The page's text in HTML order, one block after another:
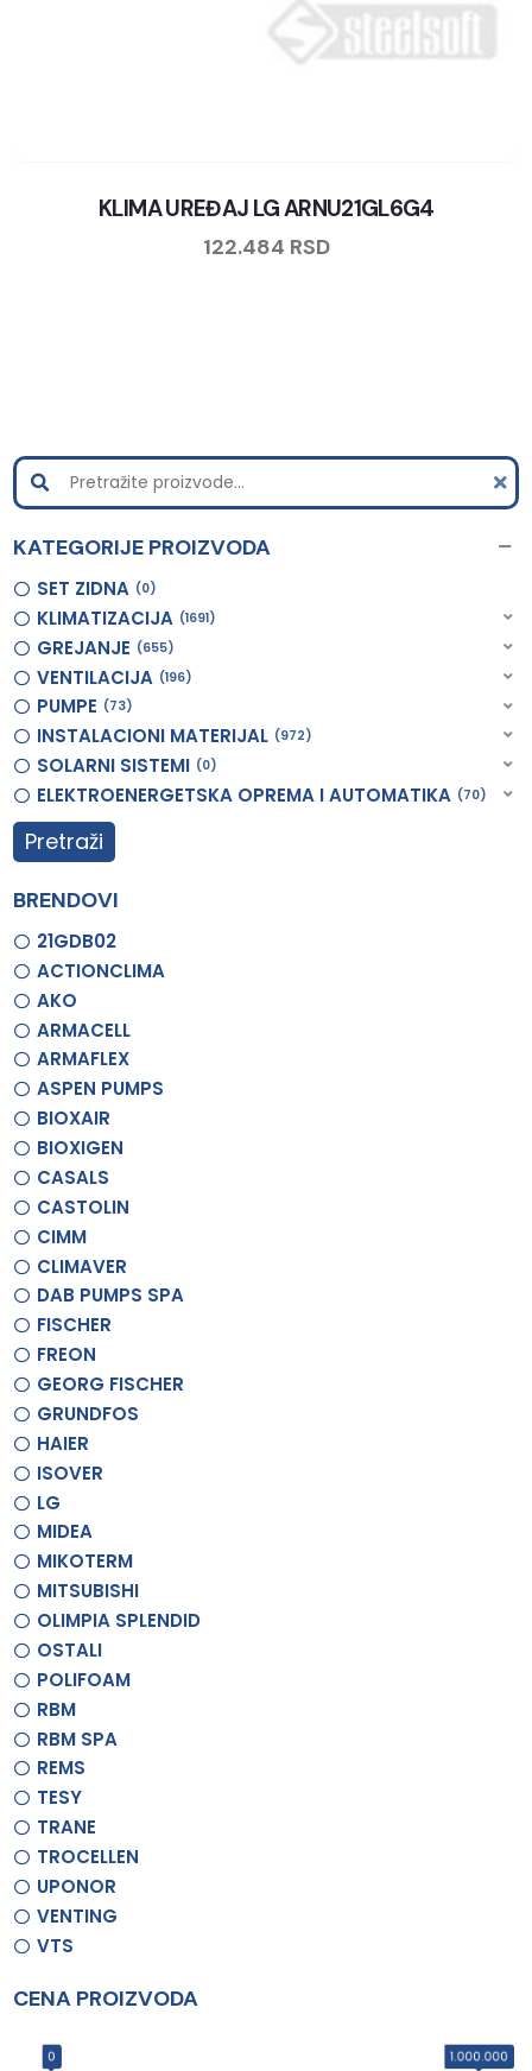
KLIMA UREĐAJ LG ARNU21GL6G4
122.484 RSD
KATEGORIJE PROIZVODA
SET ZIDNA 0
KLIMATIZACIJA 1691
GREJANJE 655
VENTILACIJA 196
PUMPE 73
INSTALACIONI MATERIJAL 972
SOLARNI SISTEMI 0
ELEKTROENERGETSKA OPREMA I AUTOMATIKA 70
Pretraži
BRENDOVI
21GDB02
ACTIONCLIMA
AKO
ARMACELL
ARMAFLEX
ASPEN PUMPS
BIOXAIR
BIOXIGEN
CASALS
CASTOLIN
CIMM
CLIMAVER
DAB PUMPS SPA
FISCHER
FREON
GEORG FISCHER
GRUNDFOS
HAIER
ISOVER
LG
MIDEA
MIKOTERM
MITSUBISHI
OLIMPIA SPLENDID
OSTALI
POLIFOAM
RBM
RBM SPA
REMS
TESY
TRANE
TROCELLEN
UPONOR
VENTING
VTS
CENA PROIZVODA
0 1.000.000